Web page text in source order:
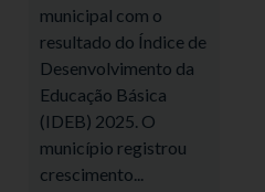
municipal com o
resultado do Índice de
Desenvolvimento da
Educação Básica
(IDEB) 2025. O
município registrou
crescimento...